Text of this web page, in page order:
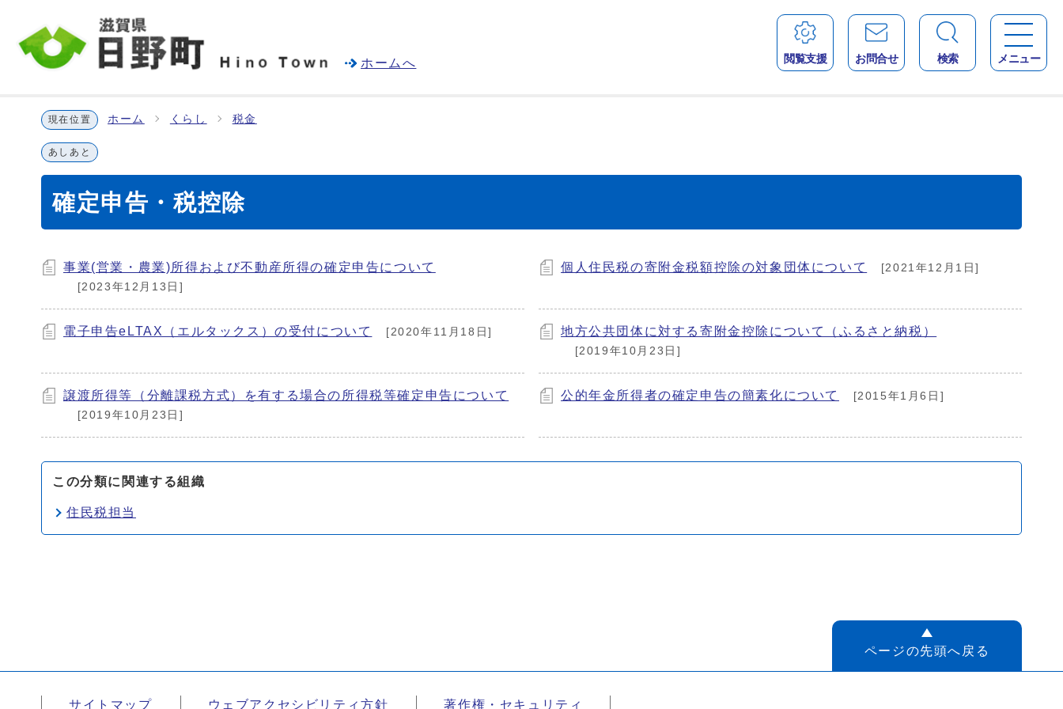
ホームへ 閲覧支援 お問合せ 検索 メニュー
現在位置 ホーム くらし 税金
あしあと
確定申告・税控除
事業(営業・農業)所得および不動産所得の確定申告について
[2023年12月13日]
個人住民税の寄附金税額控除の対象団体について [2021年12月1日]
電子申告eLTAX（エルタックス）の受付について [2020年11月18日] 地方公共団体に対する寄附金控除について（ふるさと納税）
[2019年10月23日]
譲渡所得等（分離課税方式）を有する場合の所得税等確定申告について
[2019年10月23日]
公的年金所得者の確定申告の簡素化について [2015年1月6日]
この分類に関連する組織
住民税担当
ページの先頭へ戻る
サイトマップ ウェブアクセシビリティ方針 著作権・セキュリティ